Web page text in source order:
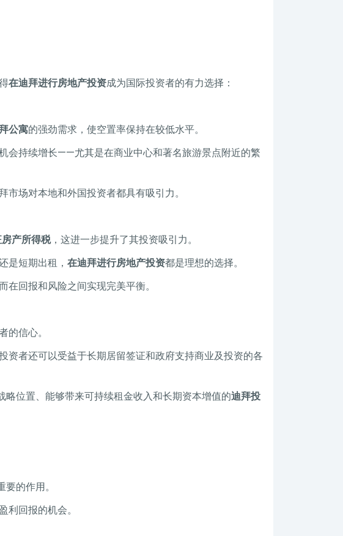
在迪拜进行房地产投资成为国际投资者的有力选择：
公寓的强劲需求，使空置率保持在较低水平。
会持续增长——尤其是在商业中心和著名旅游景点附近的繁
场对本地和外国投资者都具有吸引力。
产所得税，这进一步提升了其投资吸引力。
是短期出租，在迪拜进行房地产投资都是理想的选择。
在回报和风险之间实现完美平衡。
信心。
者还可以受益于长期居留签证和政府支持商业及投资的各
位置、能够带来可持续租金收入和长期资本增值的迪拜投
的作用。
回报的机会。